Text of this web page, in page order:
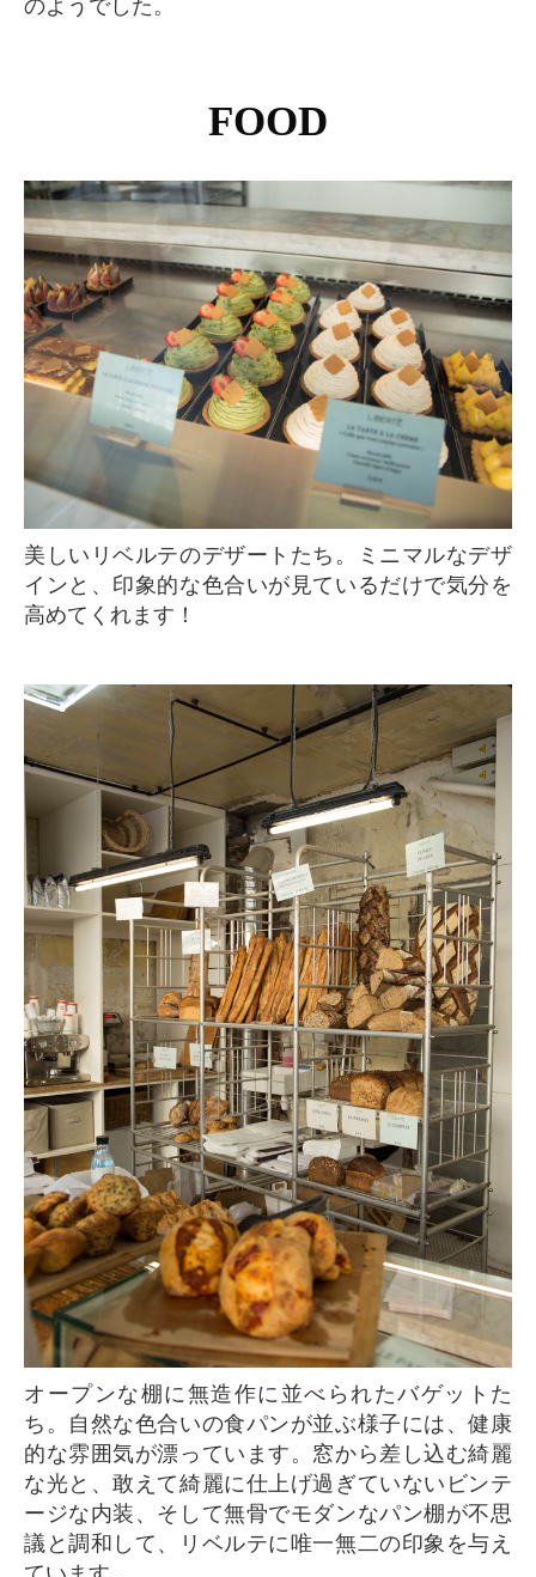
のようでした。
FOOD
美しいリベルテのデザートたち。ミニマルなデザ
インと、印象的な色合いが見ているだけで気分を
高めてくれます！
オープンな棚に無造作に並べられたバゲットた
ち。自然な色合いの食パンが並ぶ様子には、健康
的な雰囲気が漂っています。窓から差し込む綺麗
な光と、敢えて綺麗に仕上げ過ぎていないビンテ
ージな内装、そして無骨でモダンなパン棚が不思
議と調和して、リベルテに唯一無二の印象を与え